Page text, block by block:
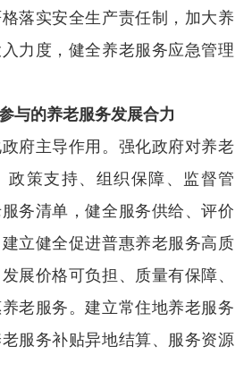
落实安全生产责任制，加大养
力度，健全养老服务应急管理
的养老服务发展合力
主导作用。强化政府对养老
政策支持、组织保障、监督管
务清单，健全服务供给、评价
立健全促进普惠养老服务高质
展价格可负担、质量有保障、
老服务。建立常住地养老服务
服务补贴异地结算、服务资源